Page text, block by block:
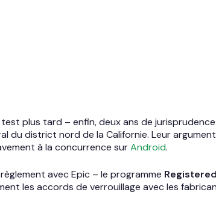
plus tard – enfin, deux ans de
district nord de la Californie. Leur
à la concurrence surAndroid.
avec Epic – le programme
les accords de verrouillage avec les